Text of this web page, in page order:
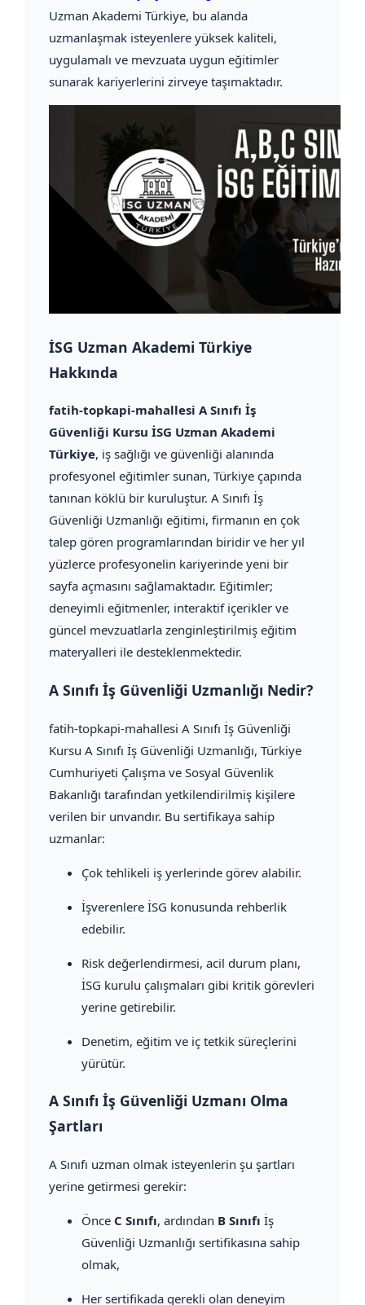
Uzman Akademi Türkiye, bu alanda
uzmanlaşmak isteyenlere yüksek kaliteli,
uygulamalı ve mevzuata uygun eğitimler
sunarak kariyerlerini zirveye taşımaktadır.
İSG Uzman Akademi Türkiye
Hakkında
fatih-topkapi-mahallesi A Sınıfı İş
Güvenliği Kursu İSG Uzman Akademi
Türkiye, iş sağlığı ve güvenliği alanında
profesyonel eğitimler sunan, Türkiye çapında
tanınan köklü bir kuruluştur. A Sınıfı İş
Güvenliği Uzmanlığı eğitimi, firmanın en çok
talep gören programlarından biridir ve her yıl
yüzlerce profesyonelin kariyerinde yeni bir
sayfa açmasını sağlamaktadır. Eğitimler;
deneyimli eğitmenler, interaktif içerikler ve
güncel mevzuatlarla zenginleştirilmiş eğitim
materyalleri ile desteklenmektedir.
A Sınıfı İş Güvenliği Uzmanlığı Nedir?
fatih-topkapi-mahallesi A Sınıfı İş Güvenliği
Kursu A Sınıfı İş Güvenliği Uzmanlığı, Türkiye
Cumhuriyeti Çalışma ve Sosyal Güvenlik
Bakanlığı tarafından yetkilendirilmiş kişilere
verilen bir unvandır. Bu sertifikaya sahip
uzmanlar:
Çok tehlikeli iş yerlerinde görev alabilir.
İşverenlere İSG konusunda rehberlik
edebilir.
Risk değerlendirmesi, acil durum planı,
İSG kurulu çalışmaları gibi kritik görevleri
yerine getirebilir.
Denetim, eğitim ve iç tetkik süreçlerini
yürütür.
A Sınıfı İş Güvenliği Uzmanı Olma
Şartları
A Sınıfı uzman olmak isteyenlerin şu şartları
yerine getirmesi gerekir:
Önce C Sınıfı, ardından B Sınıfı İş
Güvenliği Uzmanlığı sertifikasına sahip
olmak,
Her sertifikada gerekli olan deneyim